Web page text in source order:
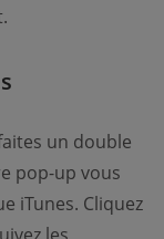
un double
pop-up vous
iTunes. Cliquez